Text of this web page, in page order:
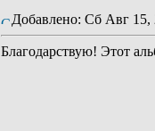
Добавлено: Сб Авг 15,
Благодарствую! Этот